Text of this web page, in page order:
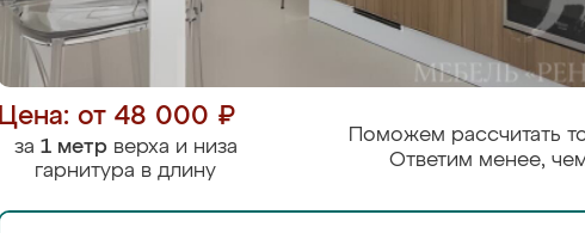
Цена: от 48 000 ₽
за 1 метрверха и низа
гарнитура в длину
Поможем рассчитать
Ответим менее,